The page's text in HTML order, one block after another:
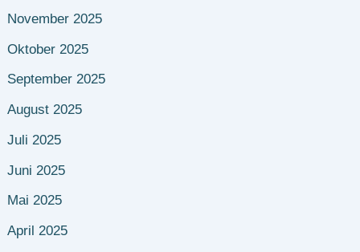
November 2025
Oktober 2025
September 2025
August 2025
Juli 2025
Juni 2025
Mai 2025
April 2025